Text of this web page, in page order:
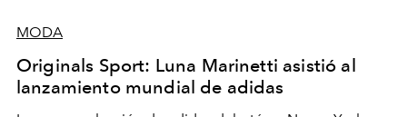
MODA
Originals Sport: Luna Marinetti asistió al
lanzamiento mundial de adidas